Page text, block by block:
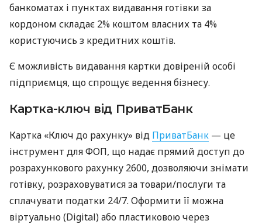
банкоматах і пунктах видавання готівки за
кордоном складає 2% коштом власних та 4%
користуючись з кредитних коштів.
Є можливість видавання картки довіреній особі
підприємця, що спрощує ведення бізнесу.
Картка-ключ від ПриватБанк
Картка «Ключ до рахунку» від ПриватБанк — це
інструмент для ФОП, що надає прямий доступ до
розрахункового рахунку 2600, дозволяючи знімати
готівку, розраховуватися за товари/послуги та
сплачувати податки 24/7. Оформити її можна
віртуально (Digital) або пластиковою через